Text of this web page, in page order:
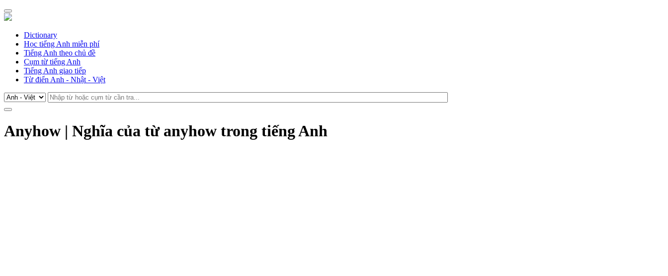
Dictionary
Học tiếng Anh miễn phí
Tiếng Anh theo chủ đề
Cụm từ tiếng Anh
Tiếng Anh giao tiếp
Từ điển Anh - Nhật - Việt
Anyhow | Nghĩa của từ anyhow trong tiếng Anh